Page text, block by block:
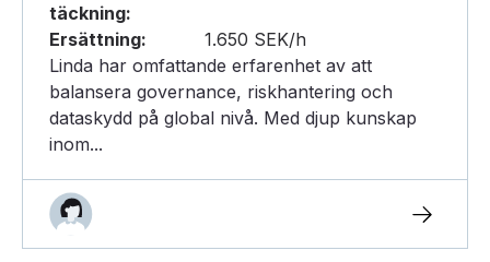
täckning:
Ersättning:
1.650 SEK/h
Linda har omfattande erfarenhet av att
balansera governance, riskhantering och
dataskydd på global nivå. Med djup kunskap
inom...